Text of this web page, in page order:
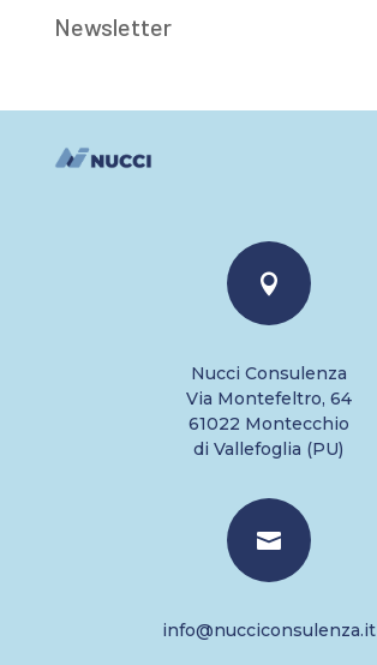
Newsletter

Nucci Consulenza
Via Montefeltro, 64
61022 Montecchio
di Vallefoglia (PU)

info@nucciconsulenza.it